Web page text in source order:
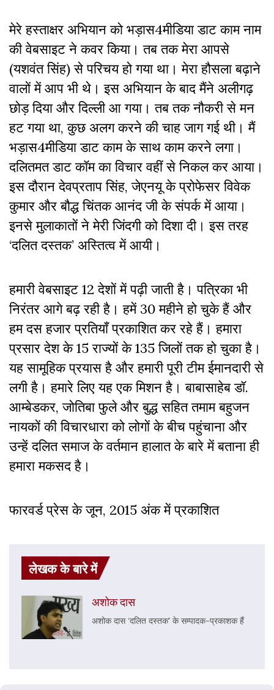
मेरे हस्ताक्षर अभियान को भड़ास4मीडिया डाट काम नाम
की वेबसाइट ने कवर किया। तब तक मेरा आपसे
(यशवंत सिंह) से परिचय हो गया था। मेरा हौसला बढ़ाने
वालों में आप भी थे। इस अभियान के बाद मैंने अलीगढ़
छोड़ दिया और दिल्ली आ गया। तब तक नौकरी से मन
हट गया था, कुछ अलग करने की चाह जाग गई थी। मैं
भड़ास4मीडिया डाट काम के साथ काम करने लगा।
दलितमत डाट कॉम का विचार वहीं से निकल कर आया।
इस दौरान देवप्रताप सिंह, जेएनयू के प्रोफेसर विवेक
कुमार और बौद्ध चिंतक आनंद जी के संपर्क में आया।
इनसे मुलाकातों ने मेरी जिंदगी को दिशा दी। इस तरह
‘दलित दस्तक’ अस्तित्व में आयी।
हमारी वेबसाइट 12 देशों में पढ़ी जाती है। पत्रिका भी
निरंतर आगे बढ़ रही है। हमें 30 महीने हो चुके हैं और
हम दस हजार प्रतियाँ प्रकाशित कर रहे हैं। हमारा
प्रसार देश के 15 राज्यों के 135 जिलों तक हो चुका है।
यह सामूहिक प्रयास है और हमारी पूरी टीम ईमानदारी से
लगी है। हमारे लिए यह एक मिशन है। बाबासाहेब डॉ.
आम्बेडकर, जोतिबा फुले और बुद्ध सहित तमाम बहुजन
नायकों की विचारधारा को लोगों के बीच पहुंचाना और
उन्हें दलित समाज के वर्तमान हालात के बारे में बताना ही
हमारा मकसद है।
फारवर्ड प्रेस के जून, 2015 अंक में प्रकाशित
लेखक के बारे में
अशोक दास
अशोक दास ‘दलित दस्तक' के सम्पादक-प्रकाशक हैं